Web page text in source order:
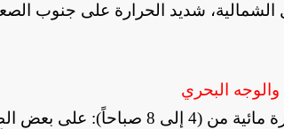
شديد الحرارة على جنوب
البحري
شبورة مائية من (4 إلى 8 صباحاً):